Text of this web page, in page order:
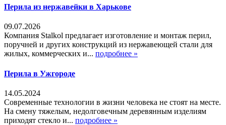
Перила из нержавейки в Харькове
09.07.2026
Компания Stalkol предлагает изготовление и монтаж перил,
поручней и других конструкций из нержавеющей стали для
жилых, коммерческих и... подробнее »
Перила в Ужгороде
14.05.2024
Современные технологии в жизни человека не стоят на месте.
На смену тяжелым, недолговечным деревянным изделиям
приходят стекло и... подробнее »